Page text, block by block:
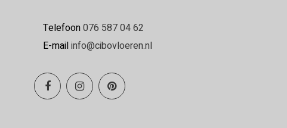
Telefoon076 587 04 62
E-mailinfo@cibovloeren.nl